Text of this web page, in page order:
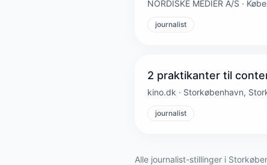
NORDISKE MEDIER A/S ·
journalist
2 praktikanter til
kino.dk · Storkøbenhavn,
journalist
Alle journalist-stillinger i